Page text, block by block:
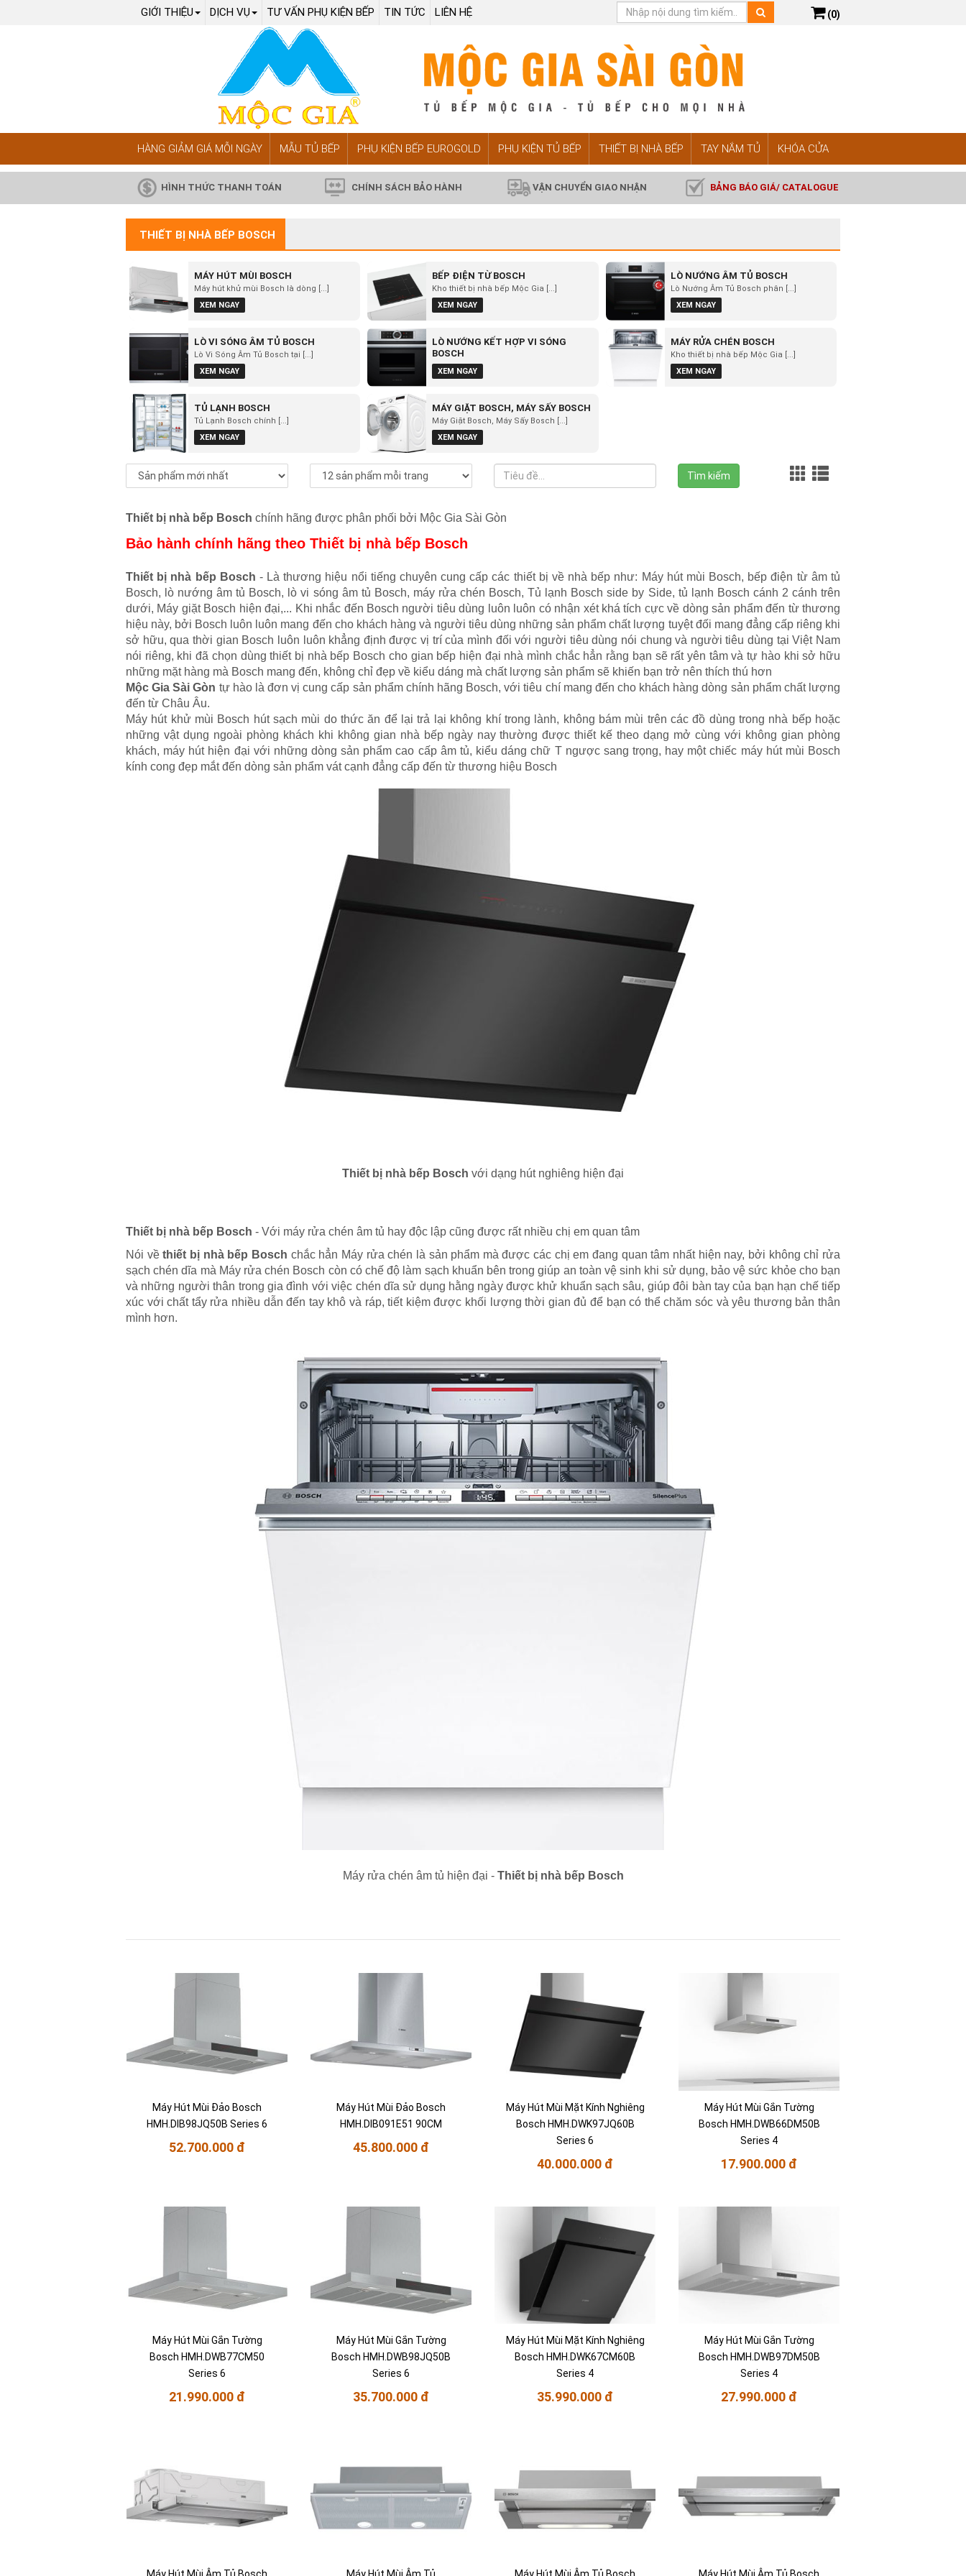
GIỚI THIỆU DỊCH VỤ TƯ VẤN PHỤ KIỆN BẾP TIN TỨC LIÊN HỆ (0)
HÀNG GIẢM GIÁ MỖI NGÀY MẪU TỦ BẾP PHỤ KIỆN BẾP EUROGOLD PHỤ KIỆN TỦ BẾP THIẾT BỊ NHÀ BẾP TAY NẮM TỦ KHÓA CỬA
HÌNH THỨC THANH TOÁN CHÍNH SÁCH BẢO HÀNH VẬN CHUYỂN GIAO NHẬN BẢNG BÁO GIÁ/ CATALOGUE
THIẾT BỊ NHÀ BẾP BOSCH
MÁY HÚT MÙI BOSCH
Máy hút khử mùi Bosch là dòng [...]
XEM NGAY
BẾP ĐIỆN TỪ BOSCH
Kho thiết bị nhà bếp Mộc Gia [...]
XEM NGAY
LÒ NƯỚNG ÂM TỦ BOSCH
Lò Nướng Âm Tủ Bosch phân [...]
XEM NGAY
LÒ VI SÓNG ÂM TỦ BOSCH
Lò Vi Sóng Âm Tủ Bosch tại [...]
XEM NGAY
LÒ NƯỚNG KẾT HỢP VI SÓNG
BOSCH
XEM NGAY
MÁY RỬA CHÉN BOSCH
Kho thiết bị nhà bếp Mộc Gia [...]
XEM NGAY
TỦ LẠNH BOSCH
Tủ Lạnh Bosch chính [...]
XEM NGAY
MÁY GIẶT BOSCH, MÁY SẤY BOSCH
Máy Giặt Bosch, Máy Sấy Bosch [...]
XEM NGAY
Tìm kiếm
Thiết bị nhà bếp Bosch chính hãng được phân phối bởi Mộc Gia Sài Gòn
Bảo hành chính hãng theo Thiết bị nhà bếp Bosch
Thiết bị nhà bếp Bosch - Là thương hiệu nổi tiếng chuyên cung cấp các thiết bị về nhà bếp như: Máy hút mùi Bosch, bếp điện từ âm tủ
Bosch, lò nướng âm tủ Bosch, lò vi sóng âm tủ Bosch, máy rửa chén Bosch, Tủ lạnh Bosch side by Side, tủ lạnh Bosch cánh 2 cánh trên
dưới, Máy giặt Bosch hiện đại,... Khi nhắc đến Bosch người tiêu dùng luôn luôn có nhận xét khá tích cực về dòng sản phẩm đến từ thương
hiệu này, bởi Bosch luôn luôn mang đến cho khách hàng và người tiêu dùng những sản phẩm chất lượng tuyệt đối mang đẳng cấp riêng khi
sở hữu, qua thời gian Bosch luôn luôn khẳng định được vị trí của mình đối với người tiêu dùng nói chung và người tiêu dùng tại Việt Nam
nói riêng, khi đã chọn dùng thiết bị nhà bếp Bosch cho gian bếp hiện đại nhà mình chắc hẳn rằng bạn sẽ rất yên tâm và tự hào khi sở hữu
những mặt hàng mà Bosch mang đến, không chỉ đẹp về kiểu dáng mà chất lượng sản phẩm sẽ khiến bạn trở nên thích thú hơn
Mộc Gia Sài Gòn tự hào là đơn vị cung cấp sản phẩm chính hãng Bosch, với tiêu chí mang đến cho khách hàng dòng sản phẩm chất lượng
đến từ Châu Âu.
Máy hút khử mùi Bosch hút sạch mùi do thức ăn để lại trả lại không khí trong lành, không bám mùi trên các đồ dùng trong nhà bếp hoặc
những vật dụng ngoài phòng khách khi không gian nhà bếp ngày nay thường được thiết kế theo dạng mở cùng với không gian phòng
khách, máy hút hiện đại với những dòng sản phẩm cao cấp âm tủ, kiểu dáng chữ T ngược sang trọng, hay một chiếc máy hút mùi Bosch
kính cong đẹp mắt đến dòng sản phẩm vát cạnh đẳng cấp đến từ thương hiệu Bosch
Thiết bị nhà bếp Bosch với dạng hút nghiêng hiện đại
Thiết bị nhà bếp Bosch - Với máy rửa chén âm tủ hay độc lập cũng được rất nhiều chị em quan tâm
Nói vềthiết bị nhà bếp Bosch chắc hẳn Máy rửa chén là sản phẩm mà được các chị em đang quan tâm nhất hiện nay, bởi không chỉ rửa
sạch chén dĩa mà Máy rửa chén Bosch còn có chế độ làm sạch khuẩn bên trong giúp an toàn vệ sinh khi sử dụng, bảo vệ sức khỏe cho bạn
và những người thân trong gia đình với việc chén dĩa sử dụng hằng ngày được khử khuẩn sạch sâu, giúp đôi bàn tay của bạn hạn chế tiếp
xúc với chất tẩy rửa nhiều dẫn đến tay khô và ráp, tiết kiệm được khối lượng thời gian đủ để bạn có thể chăm sóc và yêu thương bản thân
mình hơn.
Máy rửa chén âm tủ hiện đại - Thiết bị nhà bếp Bosch
Máy Hút Mùi Đảo Bosch
HMH.DIB98JQ50B Series 6
52.700.000 đ
Máy Hút Mùi Đảo Bosch
HMH.DIB091E51 90CM
45.800.000 đ
Máy Hút Mùi Mặt Kính Nghiêng
Bosch HMH.DWK97JQ60B
Series 6
40.000.000 đ
Máy Hút Mùi Gắn Tường
Bosch HMH.DWB66DM50B
Series 4
17.900.000 đ
Máy Hút Mùi Gắn Tường
Bosch HMH.DWB77CM50
Series 6
21.990.000 đ
Máy Hút Mùi Gắn Tường
Bosch HMH.DWB98JQ50B
Series 6
35.700.000 đ
Máy Hút Mùi Mặt Kính Nghiêng
Bosch HMH.DWK67CM60B
Series 4
35.990.000 đ
Máy Hút Mùi Gắn Tường
Bosch HMH.DWB97DM50B
Series 4
27.990.000 đ